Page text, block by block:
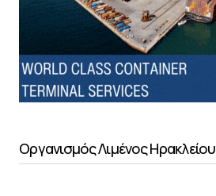
Οργανισμός Λιμένος Ηρακλείου